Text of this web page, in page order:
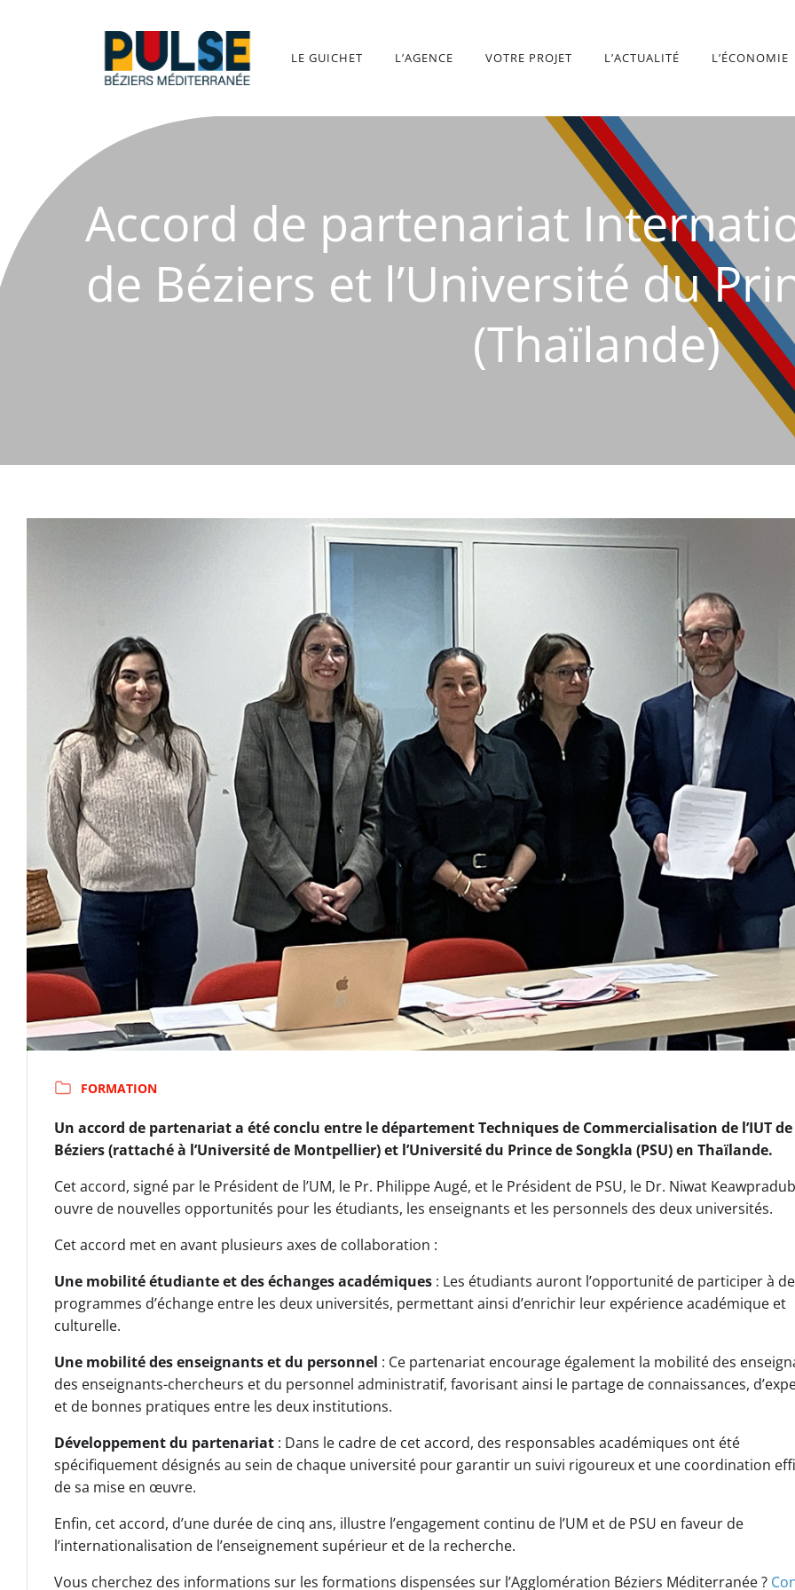
LE GUICHET L’AGENCE VOTRE PROJET L’ACTUALITÉ L’ÉCONOMIE
Accord de partenariat
de Béziers et l’Université du
(Thaïlande)
FORMATION
Un accord de partenariat a été conclu entre le département Techniques de Commercialisation de l’IUT de
Béziers (rattaché à l’Université de Montpellier) et l’Université du Prince de Songkla (PSU) en Thaïlande.
Cet accord, signé par le Président de l’UM, le Pr. Philippe Augé, et le Président de PSU, le Dr. Niwat
ouvre de nouvelles opportunités pour les étudiants, les enseignants et les personnels des deux universités.
Cet accord met en avant plusieurs axes de collaboration :
Une mobilité étudiante et des échanges académiques : Les étudiants auront l’opportunité de participer à
programmes d’échange entre les deux universités, permettant ainsi d’enrichir leur expérience académique et
culturelle.
Une mobilité des enseignants et du personnel : Ce partenariat encourage également la mobilité des
des enseignants-chercheurs et du personnel administratif, favorisant ainsi le partage de connaissances,
et de bonnes pratiques entre les deux institutions.
Développement du partenariat : Dans le cadre de cet accord, des responsables académiques ont été
spécifiquement désignés au sein de chaque université pour garantir un suivi rigoureux et une coordination
de sa mise en œuvre.
Enfin, cet accord, d’une durée de cinq ans, illustre l’engagement continu de l’UM et de PSU en faveur de
l’internationalisation de l’enseignement supérieur et de la recherche.
Vous cherchez des informations sur les formations dispensées sur l’Agglomération Béziers Méditerranée ?